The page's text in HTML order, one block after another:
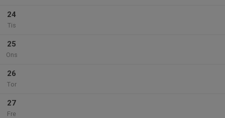
24
Tis
25
Ons
26
Tor
27
Fre